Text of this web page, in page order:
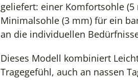
geliefert: einer Komfortsohle
Minimalsohle (3 mm) für ein
an die individuellen
Dieses Modell kombiniert
Tragegefühl, auch an nassen